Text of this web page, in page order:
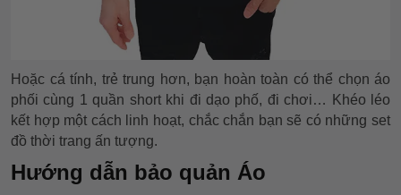
Hoặc cá tính, trẻ trung hơn, bạn hoàn toàn có thể chọn áo
phối cùng 1 quần short khi đi dạo phố, đi chơi… Khéo léo
kết hợp một cách linh hoạt, chắc chắn bạn sẽ có những set
đồ thời trang ấn tượng.
Hướng dẫn bảo quản Áo